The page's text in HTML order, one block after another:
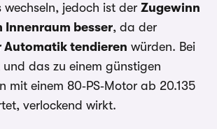
jedoch ist der Zugewinn
Innenraum besser, da der
Automatik tendieren würden. Bei
das zu einem günstigen
mit einem 80‑PS‑Motor ab 20.135
verlockend wirkt.